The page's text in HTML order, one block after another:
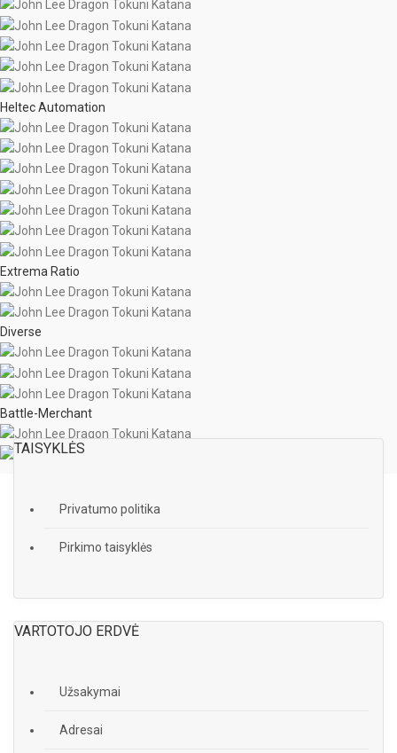
Heltec Automation
Extrema Ratio
Diverse
Battle-Merchant
TAISYKLĖS
Privatumo politika
Pirkimo taisyklės
VARTOTOJO ERDVĖ
Užsakymai
Adresai